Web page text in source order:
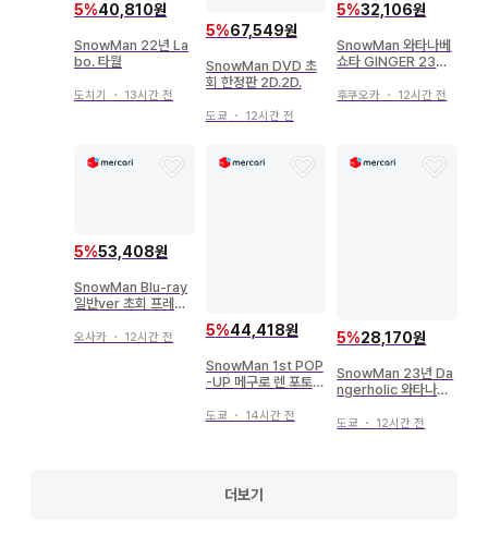
5%40,810원
SnowMan 22년 La
bo. 타월
도치기 ・ 13시간 전
5%67,549원
SnowMan DVD 초
회 한정판 2D.2D.
도쿄 ・ 12시간 전
5%32,106원
SnowMan 와타나베
쇼타 GINGER 23년
후쿠오카 ・ 12시간 전
5%53,408원
SnowMan Blu-ray
일반ver 초회 프레스 I
오사카 ・ 12시간 전 5%44,418원
SnowMan 1st POP
-UP 메구로 렌 포토
도쿄 ・ 14시간 전
5%28,170원
SnowMan 23년 Da
ngerholic 와타나베
도쿄 ・ 12시간 전
더보기